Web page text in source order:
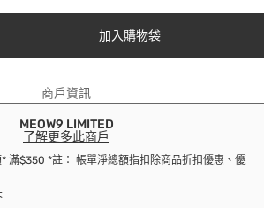
加入購物袋
商戶資訊
MEOW9 LIMITED
了解更多此商戶
滿$350 *註： 帳單淨總額指扣除商品折扣優惠、優惠